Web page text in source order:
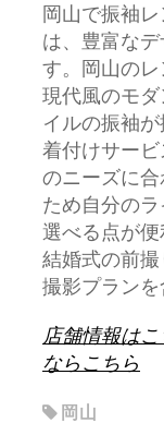
岡山で振袖
は、豊富な
す。岡山の
現代風のモ
イルの振袖
着付けサー
のニーズに
ため自分の
選べる点が
結婚式の前
撮影プランを
店舗情報は
ならこちら
岡山